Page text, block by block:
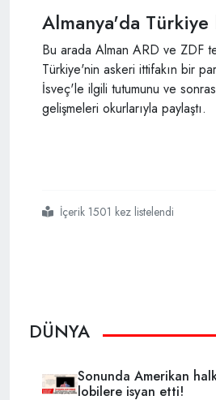
Almanya'da
Bu arada Alman ARD ve ZDF
Türkiye'nin askeri ittifakın bir
İsveç'le ilgili tutumunu ve
gelişmeleri okurlarıyla paylaştı.
#alman
#bild
#erdoğan
#her
#zamankinden
#daha
#güçlüİçerik 1501 kez listelendi
DÜNYA
Sonunda Amerikan
lobilere isyan etti!